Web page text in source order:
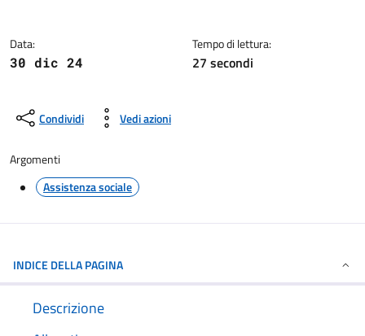
Data:
30 dic 24
Tempo di lettura:
27 secondi
Condividi Vedi azioni
Argomenti
Assistenza sociale
INDICE DELLA PAGINA
Descrizione